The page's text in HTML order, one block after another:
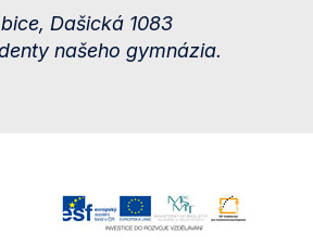
Dašická 1083
našeho gymnázia.